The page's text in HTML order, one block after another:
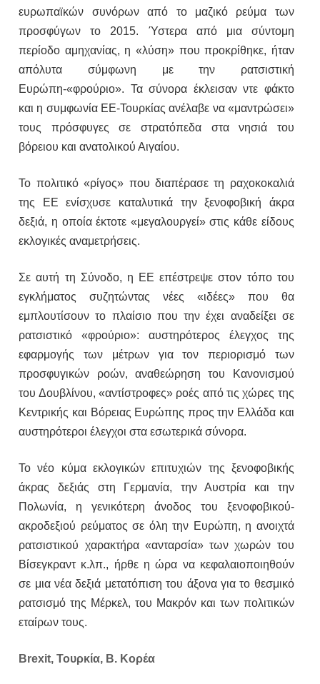
ευρωπαϊκών συνόρων από το μαζικό ρεύμα των
προσφύγων το 2015. Ύστερα από μια σύντομη
περίοδο αμηχανίας, η «λύση» που προκρίθηκε, ήταν
απόλυτα σύμφωνη με την ρατσιστική
Ευρώπη-«φρούριο». Τα σύνορα έκλεισαν ντε φάκτο
και η συμφωνία ΕΕ-Τουρκίας ανέλαβε να «μαντρώσει»
τους πρόσφυγες σε στρατόπεδα στα νησιά του
βόρειου και ανατολικού Αιγαίου.
Το πολιτικό «ρίγος» που διαπέρασε τη ραχοκοκαλιά
της ΕΕ ενίσχυσε καταλυτικά την ξενοφοβική άκρα
δεξιά, η οποία έκτοτε «μεγαλουργεί» στις κάθε είδους
εκλογικές αναμετρήσεις.
Σε αυτή τη Σύνοδο, η ΕΕ επέστρεψε στον τόπο του
εγκλήματος συζητώντας νέες «ιδέες» που θα
εμπλουτίσουν το πλαίσιο που την έχει αναδείξει σε
ρατσιστικό «φρούριο»: αυστηρότερος έλεγχος της
εφαρμογής των μέτρων για τον περιορισμό των
προσφυγικών ροών, αναθεώρηση του Κανονισμού
του Δουβλίνου, «αντίστροφες» ροές από τις χώρες της
Κεντρικής και Βόρειας Ευρώπης προς την Ελλάδα και
αυστηρότεροι έλεγχοι στα εσωτερικά σύνορα.
Το νέο κύμα εκλογικών επιτυχιών της ξενοφοβικής
άκρας δεξιάς στη Γερμανία, την Αυστρία και την
Πολωνία, η γενικότερη άνοδος του ξενοφοβικού-
ακροδεξιού ρεύματος σε όλη την Ευρώπη, η ανοιχτά
ρατσιστικού χαρακτήρα «ανταρσία» των χωρών του
Βίσεγκραντ κ.λπ., ήρθε η ώρα να κεφαλαιοποιηθούν
σε μια νέα δεξιά μετατόπιση του άξονα για το θεσμικό
ρατσισμό της Μέρκελ, του Μακρόν και των πολιτικών
εταίρων τους.
Brexit, Τουρκία, Β. Κορέα